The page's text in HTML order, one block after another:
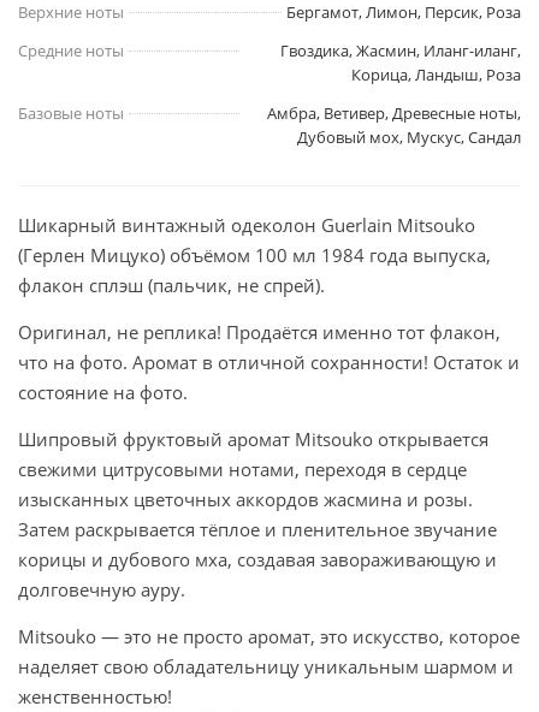
Верхние ноты
Бергамот, Лимон, Персик, Роза
Средние ноты
Гвоздика, Жасмин, Иланг-иланг,
Корица, Ландыш, Роза
Базовые ноты
Амбра, Ветивер, Древесные ноты,
Дубовый мох, Мускус, Сандал
Шикарный винтажный одеколон Guerlain Mitsouko
(Герлен Мицуко) объёмом 100 мл 1984 года выпуска,
флакон сплэш (пальчик, не спрей).
Оригинал, не реплика! Продаётся именно тот флакон,
что на фото. Аромат в отличной сохранности! Остаток и
состояние на фото.
Шипровый фруктовый аромат Mitsouko открывается
свежими цитрусовыми нотами, переходя в сердце
изысканных цветочных аккордов жасмина и розы.
Затем раскрывается тёплое и пленительное звучание
корицы и дубового мха, создавая завораживающую и
долговечную ауру.
Mitsouko — это не просто аромат, это искусство, которое
наделяет свою обладательницу уникальным шармом и
женственностью!